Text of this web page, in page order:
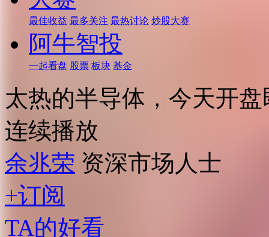
最佳收益 最多关注 最热讨论 炒股大赛
阿牛智投
一起看盘 股票 板块 基金
太热的半导体，今天开盘
连续播放
余兆荣 资深市场人士
+订阅
TA的好看